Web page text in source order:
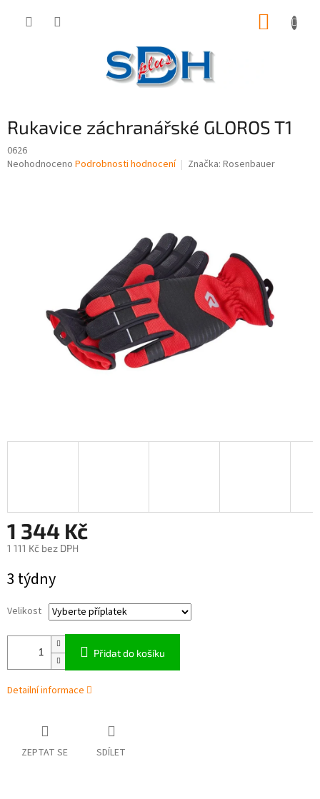
Rukavice záchranářské GLOROS T1
0626
Průměrné
Neohodnoceno Podrobnosti hodnocení Značka: Rosenbauer
1 344 Kč
1 111 Kč bez DPH
cena:
3 týdny
Velikost
Přidat do košíku
Detailní informace
ZEPTAT SE SDÍLET